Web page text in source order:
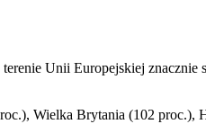
Unii Europejskiej
Wielka Brytania (102 proc.),